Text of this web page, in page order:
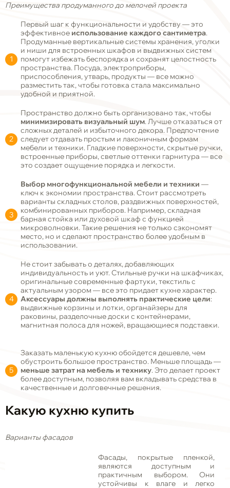
Преимущества продуманного до мелочей проекта
Первый шаг к функциональности и удобству — это
эффективное использование каждого сантиметра.
Продуманные вертикальные системы хранения, уголки
и ниши для встроенных шкафов и выдвижных систем
помогут избежать беспорядка и сохранят целостность
пространства. Посуда, электроприборы,
приспособления, утварь, продукты — все можно
разместить так, чтобы готовка стала максимально
удобной и приятной.
Пространство должно быть организовано так, чтобы
минимизировать визуальный шум. Лучше отказаться от
сложных деталей и избыточного декора. Предпочтение
следует отдавать простым и лаконичным формам
мебели и техники. Гладкие поверхности, скрытые ручки,
встроенные приборы, светлые оттенки гарнитура — все
это создает ощущение порядка и легкости.
Выбор многофункциональной мебели и техники —
ключ к экономии пространства. Стоит рассмотреть
варианты складных столов, раздвижных поверхностей,
комбинированных приборов. Например, складная
барная стойка или духовой шкаф с функцией
микроволновки. Такие решения не только сэкономят
место, но и сделают пространство более удобным в
использовании.
Не стоит забывать о деталях, добавляющих
индивидуальность и уют. Стильные ручки на шкафчиках,
оригинальные современные фартуки, текстиль с
актуальным узором — все это придает кухне характер.
Аксессуары должны выполнять практические цели:
выдвижные корзины и лотки, органайзеры для
раковины, разделочные доски с контейнерами,
магнитная полоса для ножей, вращающиеся подставки.
Заказать маленькую кухню обойдется дешевле, чем
обустроить большое пространство. Меньше площадь —
меньше затрат на мебель и технику. Это делает проект
более доступным, позволяя вам вкладывать средства в
качественные и долговечные решения.
Какую кухню купить
Варианты фасадов
Фасады, покрытые пленкой,
являются доступным и
практичным выбором. Они
устойчивы к влаге и легко